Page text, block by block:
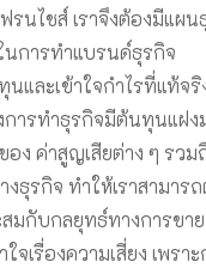
รนไชส์ เราจึงต้องมีแผ
นการทำแบรนด์ธุรกิจ
และเข้าใจกำไรที่แท้จริ
การทำธุรกิจมีต้นทุนแฝง
ง ค่าสูญเสียต่าง ๆ รวม
ธุรกิจ ทำให้เราสามารถ
สมกับกลยุทธ์ทางการขาย
จเรื่องความเสี่ยง เพรา